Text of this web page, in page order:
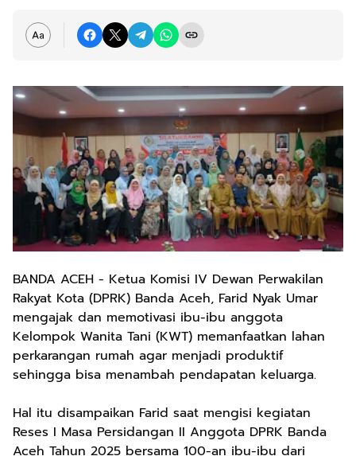
BANDA ACEH - Ketua Komisi IV Dewan Perwakilan
Rakyat Kota (DPRK) Banda Aceh, Farid Nyak Umar
mengajak dan memotivasi ibu-ibu anggota
Kelompok Wanita Tani (KWT) memanfaatkan lahan
perkarangan rumah agar menjadi produktif
sehingga bisa menambah pendapatan keluarga.
Hal itu disampaikan Farid saat mengisi kegiatan
Reses I Masa Persidangan II Anggota DPRK Banda
Aceh Tahun 2025 bersama 100-an ibu-ibu dari